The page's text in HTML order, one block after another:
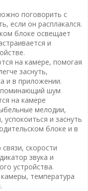
поговорить с
если он расплакался.
блоке освещает
и
на камере, помогая
заснуть,
и в приложении.
шум
на камере
мелодии,
и заснуть
блоке и в
скорости
звука и
устройства.
температура